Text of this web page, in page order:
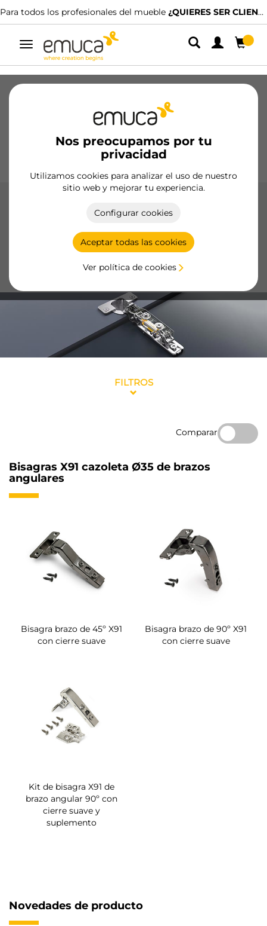
Para todos los profesionales del mueble ¿QUIERES SER CLIENTE?
Alternar
navegación
Nos preocupamos por tu
privacidad
Utilizamos cookies para analizar el uso de nuestro
sitio web y mejorar tu experiencia.
Configurar cookies
Aceptar todas las cookies
Ver política de cookies
Bisagras
Cocina Montaje
Bases Expositores
Bisagras X91 cazoleta Ø35 de brazos
Las Bisagras X91 Cazoleta Ø35 de Brazos Angulares de
Emuca ofrecen una solución técnica avanzada para puertas
de muebles, con cierre suave, apertura eficiente y
materiales de alta calidad.
FILTROS
Comparar
Bisagras X91 cazoleta Ø35 de brazos
angulares
Bisagra brazo de 45º X91
con cierre suave
Bisagra brazo de 90º X91
con cierre suave
Kit de bisagra X91 de
brazo angular 90º con
cierre suave y
suplemento
Novedades de producto